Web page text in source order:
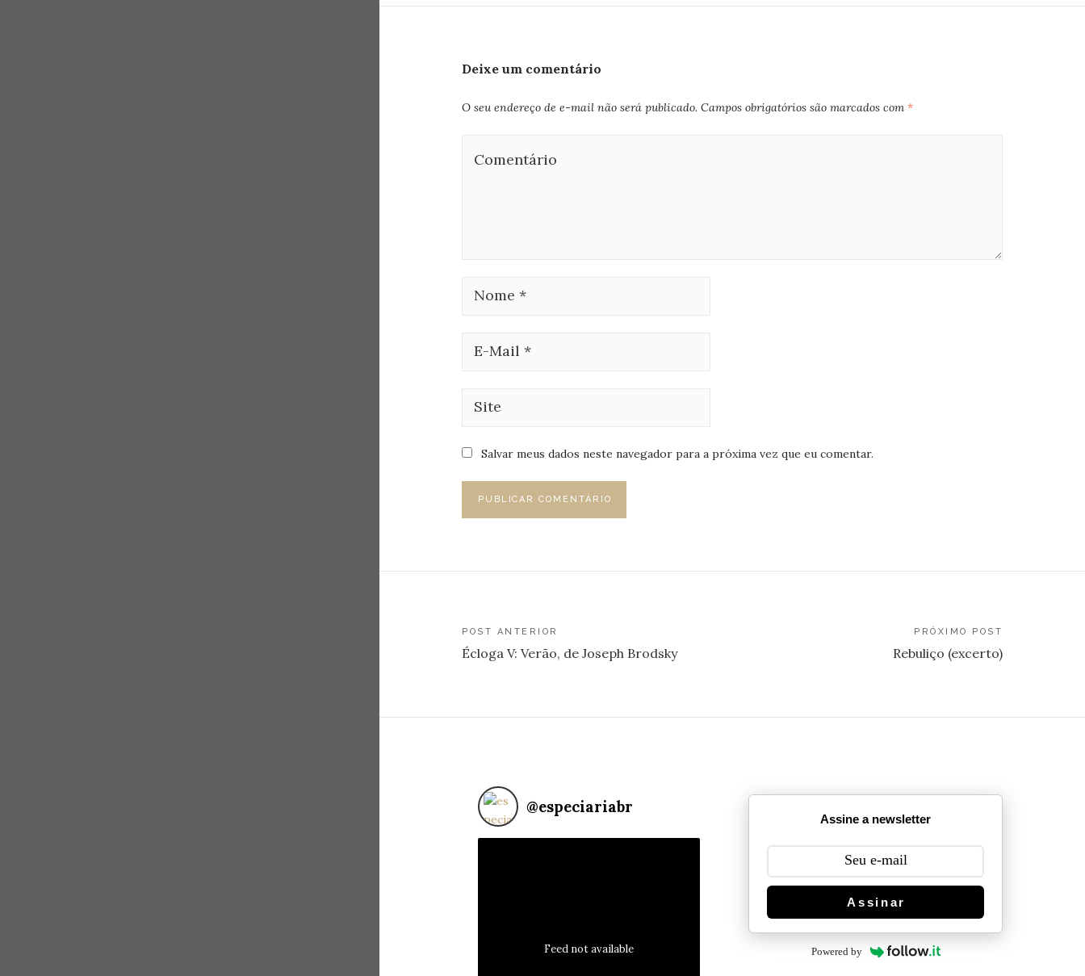
Deixe um comentário
O seu endereço de e-mail não será publicado. Campos obrigatórios são marcados com*
Salvar meus dados neste navegador para a próxima vez que eu comentar.
Navegação
de
POST ANTERIOR
Écloga V: Verão, de Joseph Brodsky
PRÓXIMO POST
Rebuliço (excerto)
@especiariabr
Feed not available
Assine a newsletter
Assinar
Powered by